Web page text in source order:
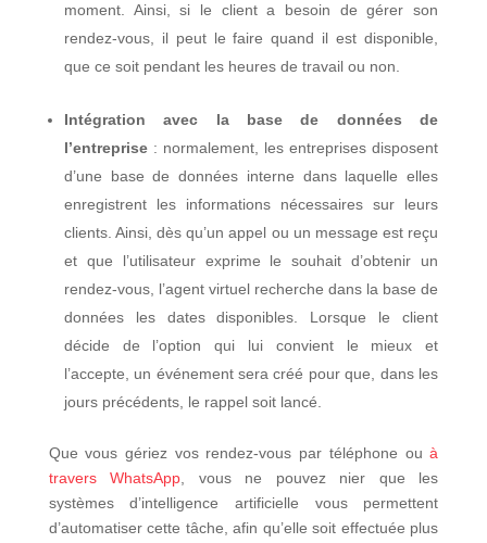
moment. Ainsi, si le client a besoin de gérer son
rendez-vous, il peut le faire quand il est disponible,
que ce soit pendant les heures de travail ou non.
Intégration avec la base de données de
l’entreprise: normalement, les entreprises disposent
d’une base de données interne dans laquelle elles
enregistrent les informations nécessaires sur leurs
clients. Ainsi, dès qu’un appel ou un message est reçu
et que l’utilisateur exprime le souhait d’obtenir un
rendez-vous, l’agent virtuel recherche dans la base de
données les dates disponibles. Lorsque le client
décide de l’option qui lui convient le mieux et
l’accepte, un événement sera créé pour que, dans les
jours précédents, le rappel soit lancé.
Que vous gériez vos rendez-vous par téléphone ouà
travers WhatsApp , vous ne pouvez nier que les
systèmes d’intelligence artificielle vous permettent
d’automatiser cette tâche, afin qu’elle soit effectuée plus